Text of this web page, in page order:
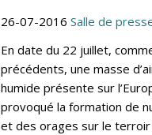
26-07-2016 Salle de
En date du 22 juillet,
précédents, une masse
humide présente sur
provoqué la formation de
et des orages sur le terroir